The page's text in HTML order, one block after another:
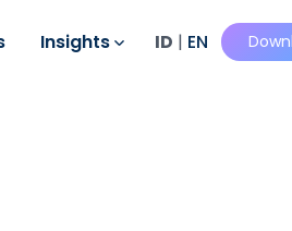
Insights ID | EN